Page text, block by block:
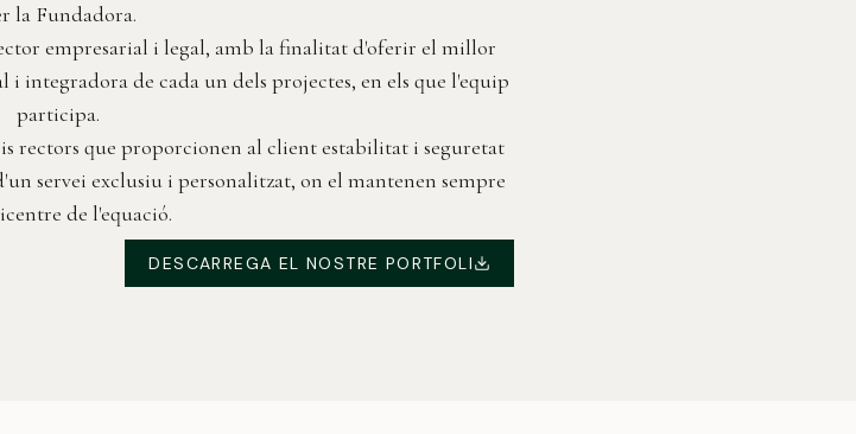
la Fundadora.
empresarial i legal, amb la finalitat d'oferir el millor
i integradora de cada un dels projectes, en els que l'equip
participa.
rectors que proporcionen al client estabilitat i seguretat
servei exclusiu i personalitzat, on el mantenen sempre
de l'equació.
DESCARREGA EL NOSTRE PORTFOLI